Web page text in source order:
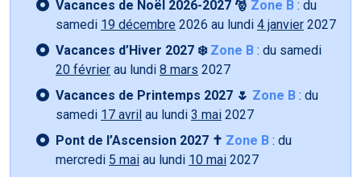
Vacances de Noël 2026-2027 🎅 Zone B : du
samedi 19 décembre 2026 au lundi 4 janvier 2027
Vacances d’Hiver 2027 ❄️ Zone B : du samedi
20 février au lundi 8 mars 2027
Vacances de Printemps 2027 🌷 Zone B : du
samedi 17 avril au lundi 3 mai 2027
Pont de l’Ascension 2027 ✝️ Zone B : du
mercredi 5 mai au lundi 10 mai 2027